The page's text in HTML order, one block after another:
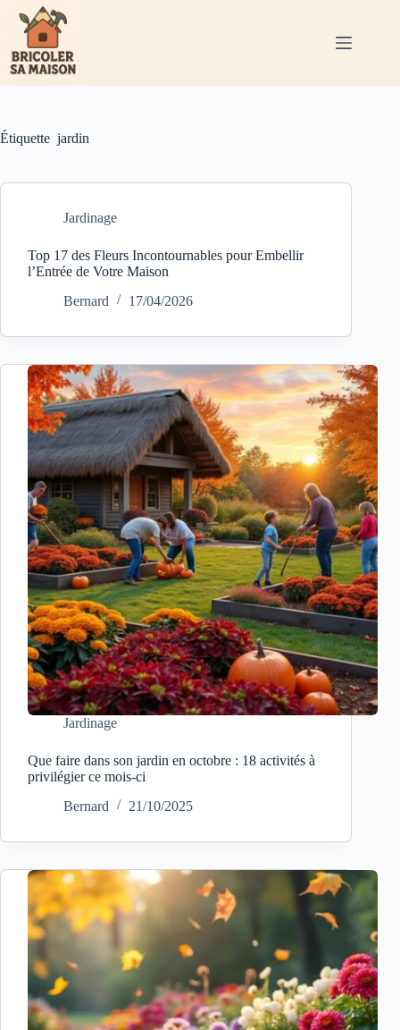
contenu
Étiquette jardin
Jardinage
Top 17 des Fleurs Incontournables pour Embellir
l’Entrée de Votre Maison
Bernard
17/04/2026
Jardinage
Que faire dans son jardin en octobre : 18 activités à
privilégier ce mois-ci
Bernard
21/10/2025